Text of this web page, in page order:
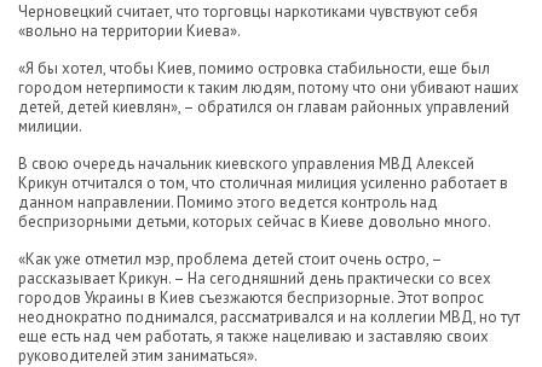
Черновецкий считает, что торговцы наркотиками чувствуют себя
«вольно на территории Киева».
«Я бы хотел, чтобы Киев, помимо островка стабильности, еще был
городом нетерпимости к таким людям, потому что они убивают наших
детей, детей киевлян», – обратился он главам районных управлений
милиции.
В свою очередь начальник киевского управления МВД Алексей
Крикун отчитался о том, что столичная милиция усиленно работает в
данном направлении. Помимо этого ведется контроль над
беспризорными детьми, которых сейчас в Киеве довольно много.
«Как уже отметил мэр, проблема детей стоит очень остро, –
рассказывает Крикун. – На сегодняшний день практически со всех
городов Украины в Киев съезжаются беспризорные. Этот вопрос
неоднократно поднимался, рассматривался и на коллегии МВД, но тут
еще есть над чем работать, я также нацеливаю и заставляю своих
руководителей этим заниматься».